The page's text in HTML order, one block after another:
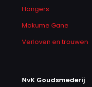
Hangers
Mokume Gane
Verloven en trouwen
NvK Goudsmederij